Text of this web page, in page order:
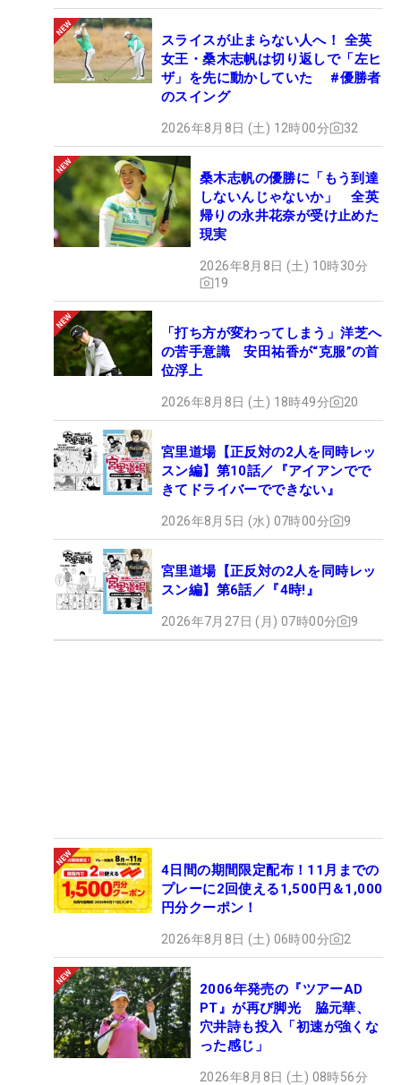
スライスが止まらない人へ！ 全英
女王・桑木志帆は切り返しで「左ヒ
ザ」を先に動かしていた #優勝者
のスイング
2026年8月8日 (土) 12時00分 32
桑木志帆の優勝に「もう到達
しないんじゃないか」 全英
帰りの永井花奈が受け止めた
現実
2026年8月8日 (土) 10時30分
19
「打ち方が変わってしまう」洋芝へ
の苦手意識 安田祐香が“克服”の首
位浮上
2026年8月8日 (土) 18時49分 20
宮里道場【正反対の2人を同時レッ
スン編】第10話／『アイアンでで
きてドライバーでできない』
2026年8月5日 (水) 07時00分 9
宮里道場【正反対の2人を同時レッ
スン編】第6話／『4時!』
2026年7月27日 (月) 07時00分 9
4日間の期間限定配布！11月までの
プレーに2回使える1,500円＆1,000
円分クーポン！
2026年8月8日 (土) 06時00分 2
2006年発売の『ツアーAD
PT』が再び脚光 脇元華、
穴井詩も投入「初速が強くな
った感じ」
2026年8月8日 (土) 08時56分